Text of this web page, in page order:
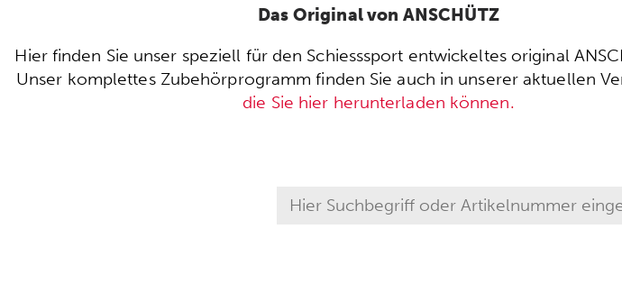
Das Original von ANSCHÜTZ
Hier finden Sie unser speziell für den Schiesssport entwickeltes original
Unser komplettes Zubehörprogramm finden Sie auch in unserer aktuellen
die Sie hier herunterladen können.